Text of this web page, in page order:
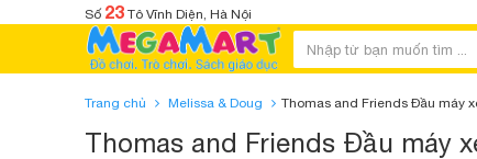
Số 23 Tô Vĩnh Diện, Hà Nội
Trang chủ Melissa & Doug Thomas and Friends Đầu máy
Thomas and Friends Đầu máy